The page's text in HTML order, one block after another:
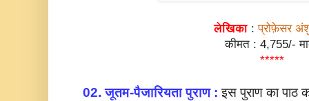
लेखिका :प्रोफ़ेसर
कीमत : 4,755/-
*****
02. जूतम-पैजारियता पुराण : इस पुराण का पाठ